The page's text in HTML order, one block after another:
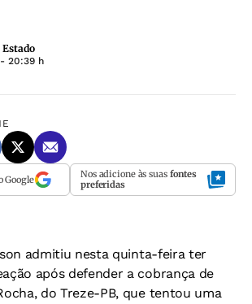
20:39 h
Google Nos adicione às suas fontes
preferidas
admitiu nesta quinta-feira ter
após defender a cobrança de
do Treze-PB, que tentou uma